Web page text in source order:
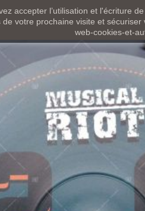
accepter l’utilisation et l'écriture
votre prochaine visite et
web-cookies-et-